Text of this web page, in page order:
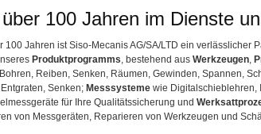
100 Jahren im Dienste
100 Jahren ist Siso-Mecanis AG/SA/LTD ein verlässlicher
Produktprogramms, bestehend aus Werkzeugen,
Reiben, Senken, Räumen, Gewinden, Spannen,
Senken; Messsysteme wie Digitalschieblehren,
für Ihre Qualitätssicherung und
von Messgeräten, Reparieren von Werkzeugen und